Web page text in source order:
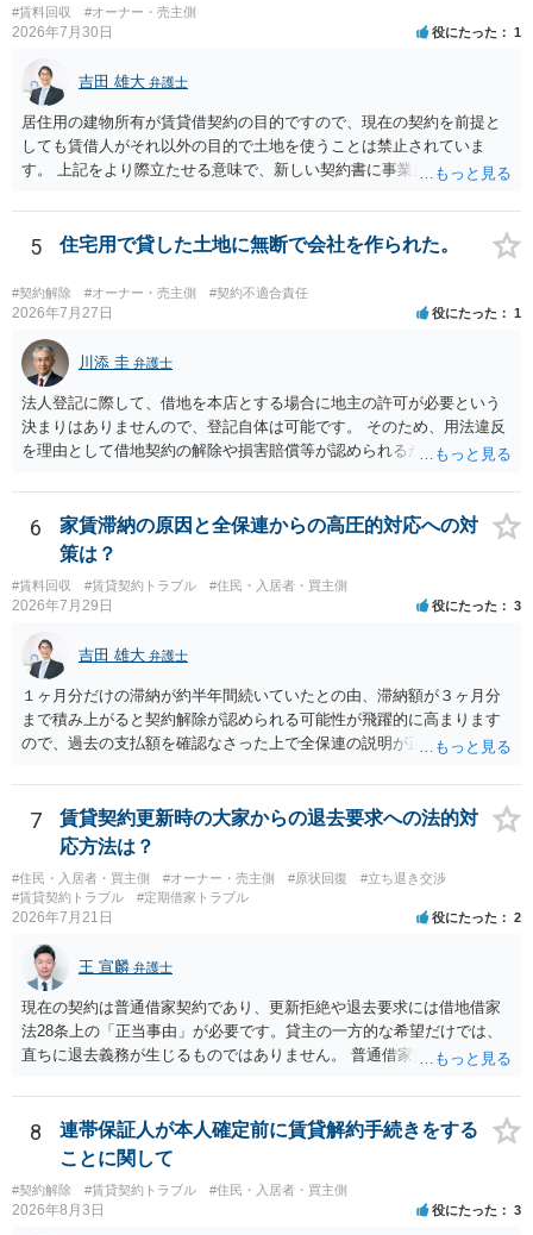
ります。そのため、地主に無断でお骨を埋める行為は、他人の所有権
を侵害する行為や、借地人としての善管注意義務違反とみなされる可
事前に地主へ相談して許可を得るか、土地に直接埋めずに大きめの鉢
植え等で供養する「プランター葬」や、ペット霊園等への納骨を検討
されるのが確実かと思います。
#賃料回収 #オーナー・売主側
2026年7月30日 役にたった 1
吉田 雄大 弁護士
居住用の建物所有が賃貸借契約の目的ですので、現在の契約を前提と
しても賃借人がそれ以外の目的で土地を使うことは禁止されていま
す。 上記をより際立たせる意味で、新しい契約書に事業用として用い
交渉である以上賃借人が拒んだ場合には入りませんが、提案するのは
良い方法と思います。
5 住宅用で貸した土地に無断で会社を作られた。
#契約解除 #オーナー・売主側 #契約不適合責任
2026年7月27日 役にたった 1
川添 圭 弁護士
法人登記に際して、借地を本店とする場合に地主の許可が必要という
決まりはありませんので、登記自体は可能です。 そのため、用法違反
を理由として借地契約の解除や損害賠償等が認められるかどうかが問
の建物を住居用に限定する（事業に使用しない）特約があると評価で
きるかどうかが重要でしょう（借地契約締結後に賃借人が建物を店舗
に改装したという事案で、住居に限定する特約までは存在しなかった
として契約解除を認めなかった裁判例があります）。契約条項の記載
や解釈の問題になりますので、弁護士へ直接相談されることをお勧め
します。
6
家賃滞納の原因と全保連からの高圧的対応への対
策は？
#賃料回収 #賃貸契約トラブル #住民・入居者・買主側
2026年7月29日 役にたった 3
吉田 雄大 弁護士
１ヶ月分だけの滞納が約半年間続いていたとの由、滞納額が３ヶ月分
まで積み上がると契約解除が認められる可能性が飛躍的に高まります
ので、過去の支払額を確認なさった上で全保連の説明が正しければ、
た理由は気になるところですが、中身のある返答は期待できないと思
います。
7
賃貸契約更新時の大家からの退去要求への法的対
応方法は？
#住民・入居者・買主側 #オーナー・売主側 #原状回復
#立ち退き交渉
#賃貸契約トラブル
#定期借家トラブル
2026年7月21日 役にたった 2
王 宣麟 弁護士
現在の契約は普通借家契約であり、更新拒絶や退去要求には借地借家
法28条上の「正当事由」が必要です。貸主の一方的な希望だけでは、
直ちに退去義務が生じるものではありません。 普通借家契約から定期
新たな定期借家契約を締結する形になりますが、これは任意の合意が
前提であり、借主が同意しなければ成立しません。 12年間の居住実
績、子どもの学校や地域とのつながり、転居費用の準備が困難な事情
などは、借主側の強い居住継続の必要性として正当事由判断において
重視される要素ですので、貸主側にかなり具体的な事情と立退料など
がない限り、更新拒絶が認められるハードルは一般的に高いと考えら
8
連帯保証人が本人確定前に賃貸解約手続きをする
ことに関して
#契約解除 #賃貸契約トラブル #住民・入居者・買主側
2026年8月3日 役にたった 3